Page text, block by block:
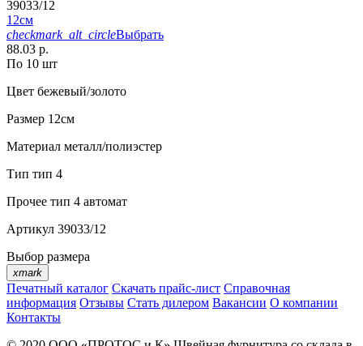
39033/12
12см
checkmark_alt_circleВыбрать
88.03 р.
По 10 шт
Цвет бежевый/золото
Размер 12см
Материал металл/полиэстер
Тип тип 4
Прочее тип 4 автомат
Артикул 39033/12
Выбор размера
xmark
Печатный каталог Скачать прайс-лист Справочная
информация Отзывы Стать дилером Вакансии О компании
Контакты